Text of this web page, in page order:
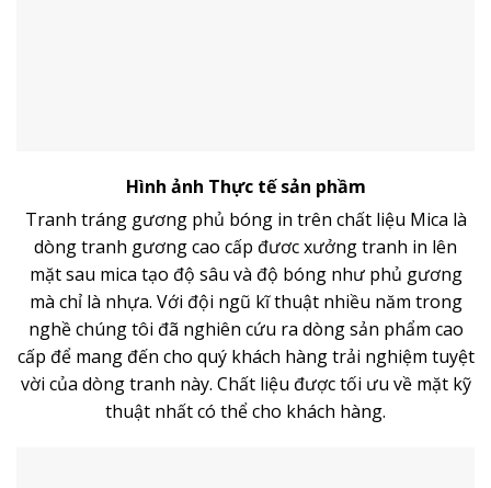
Hình ảnh Thực tế sản phầm
Tranh tráng gương phủ bóng in trên chất liệu Mica là
dòngtranh gươngcao cấp đươc xưởng tranh in lên
mặt sau mica tạo độ sâu và độ bóng như phủ gương
mà chỉ là nhựa. Với đội ngũ kĩ thuật nhiều năm trong
nghề chúng tôi đã nghiên cứu ra dòng sản phẩm cao
cấp để mang đến cho quý khách hàng trải nghiệm tuyệt
vời của dòng tranh này. Chất liệu được tối ưu về mặt kỹ
thuật nhất có thể cho khách hàng.